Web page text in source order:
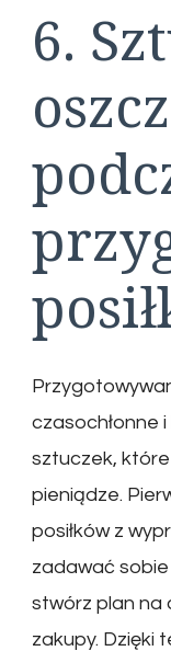
6.
czasochłonne
sztuczek,
pieniądze.
posiłków z
zadawać sobie
stwórz plan na
zakupy. Dzięki